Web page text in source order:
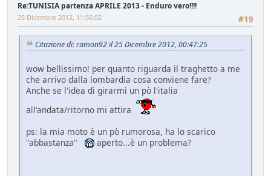
Re:TUNISIA partenza APRILE 2013 - Enduro vero!!!!
#19
25 Dicembre 2012, 11:56:02
Citazione di: ramon92 il 25 Dicembre 2012, 00:47:25
wow bellissimo! per quanto riguarda il traghetto a me
che arrivo dalla lombardia cosa conviene fare?
Anche se l'idea di girarmi un pò l'italia
all'andata/ritorno mi attira
ps: la mia moto è un pò rumorosa, ha lo scarico
"abbastanza"
aperto...è un problema?